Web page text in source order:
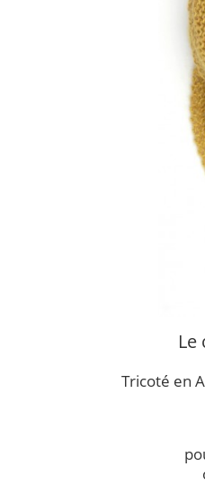
Le
Tricoté en